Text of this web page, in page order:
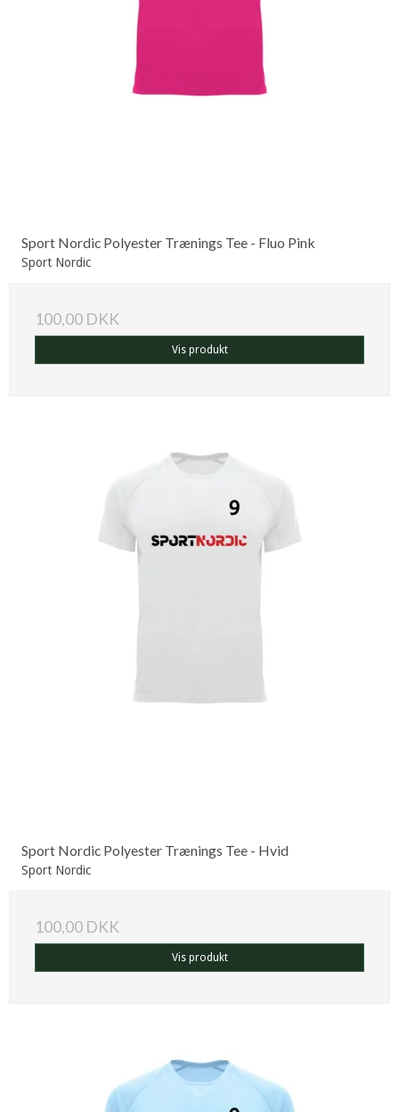
Sport Nordic Polyester Trænings Tee - Fluo Pink
Sport Nordic
100,00 DKK
Vis produkt
Sport Nordic Polyester Trænings Tee - Hvid
Sport Nordic
100,00 DKK
Vis produkt